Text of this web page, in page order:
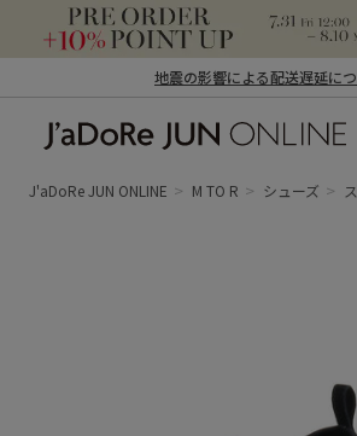
地震の影響による配送遅延に
ン オンライン）
J'aDoRe JUN ONLINE M TO R シューズ